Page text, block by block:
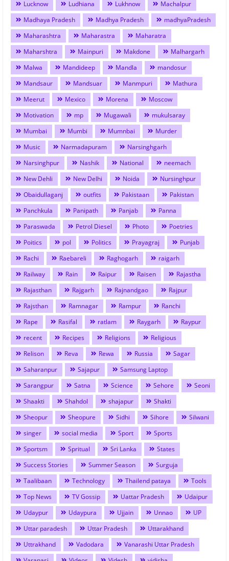
Lucknow Ludhiana Lukhnow
Machalpur
Madhaya Pradesh
Madhya Pradesh
madhyaPradesh
Maharashtra
Maharastra
Maharatra
Maharshtra
Mainpuri Makdone
Malhargarh
Malwa
Mandideep Mandla
mandosur
Mandsaur
Mandsuar Manmpuri
Mathura
Meerut
Mexico Morena
Moscow
Motivation
mp Mugawali
mukulsaray
Mumbai
Mumbi Mumnbai
Murder
Music
Narmadapuram
Narsinghgarh
Narsinghpur
Nashik National
neemach
New Dehli
New Delhi Noida
Nursinghpur
Obaidullaganj
outfits Pakistaan
Pakistan
Panchkula
Panipath Panjab
Panna
Paraswada
Petrol Diesel Photo
Poetries
Poitics
pol Politics Prayagraj
Punjab
Rachi
Raebareli Raghogarh
raigarh
Railway
Rain Raipur Raisen
Rajastha
Rajasthan
Rajgarh Rajnandgao
Rajpur
Rajsthan
Ramnagar Rampur
Ranchi
Rape
Rasifal ratlam Raygarh
Raypur
recent
Recipes Religions
Religious
Relison
Reva Rewa Russia
Sagar
Saharanpur
Sajapur
Samsung Laptop
Sarangpur
Satna Science Sehore
Seoni
Shaakti
Shahdol shajapur
Shakti
Sheopur
Sheopure Sidhi Sihore
Silwani
singer
social media Sport
Sports
Sportsm
Spritual Sri Lanka
States
Success Stories
Summer Season
Surguja
Taalibaan
Technology Thailend pataya
Tools
Top News
TV Gossip Uattar Pradesh
Udaipur
Udaypur
Udaypura Ujjain Unnao
UP
Uttar paradesh
Uttar Pradesh
Uttarakhand
Uttrakhand
Vadodara
Vanarashi Uttar Pradesh